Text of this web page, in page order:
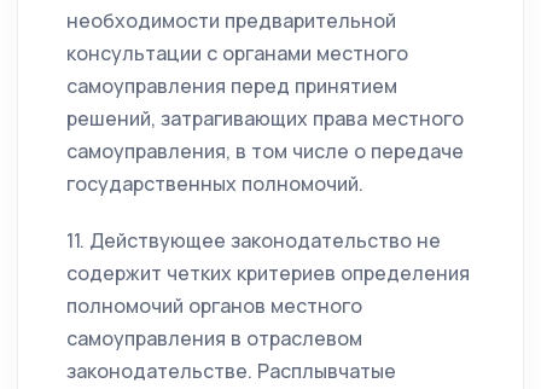
необходимости предварительной
консультации с органами местного
самоуправления перед принятием
решений, затрагивающих права местного
самоуправления, в том числе о передаче
государственных полномочий.
11. Действующее законодательство не
содержит четких критериев определения
полномочий органов местного
самоуправления в отраслевом
законодательстве. Расплывчатые